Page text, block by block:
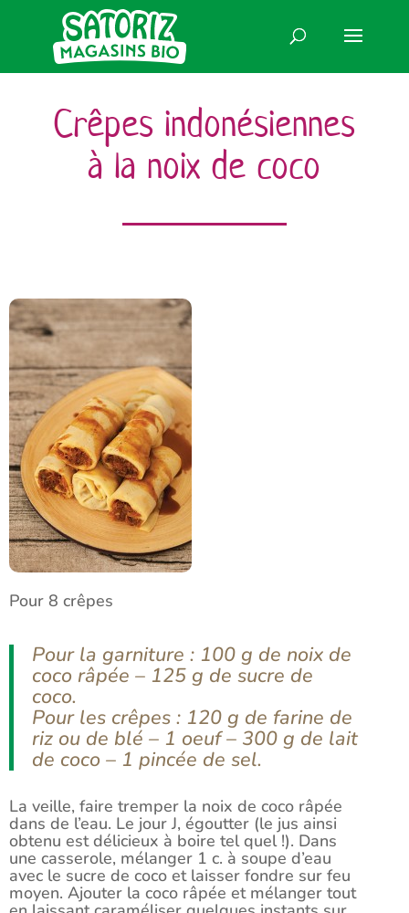
Crêpes indonésiennes
à la noix de coco
Pour 8 crêpes
Pour la garniture : 100 g de noix de
coco râpée – 125 g de sucre de
coco.
Pour les crêpes : 120 g de farine de
riz ou de blé – 1 oeuf – 300 g de lait
de coco – 1 pincée de sel.
La veille, faire tremper la noix de coco râpée
dans de l’eau. Le jour J, égoutter (le jus ainsi
obtenu est délicieux à boire tel quel !). Dans
une casserole, mélanger 1 c. à soupe d’eau
avec le sucre de coco et laisser fondre sur feu
moyen. Ajouter la coco râpée et mélanger tout